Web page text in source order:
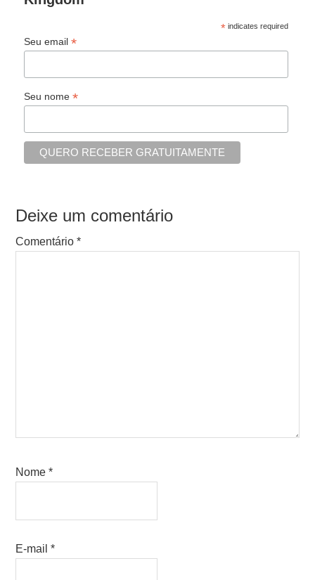
*indicates required
Seu email*
Seu nome*
Deixe um comentário
Comentário*
Nome*
E-mail*